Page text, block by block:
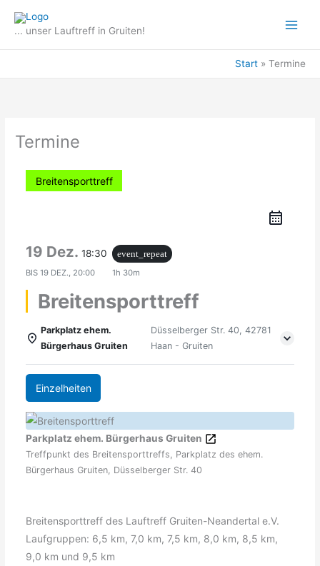
Inhalt
... unser Lauftreff in Gruiten!
Start Termine
Termine
Breitensporttreff
19 Dez.18:30
event_repeat
BIS19 DEZ., 20:00 1h 30m
Breitensporttreff
Parkplatz ehem.
Bürgerhaus Gruiten
Düsselberger Str. 40, 42781
Haan - Gruiten
Einzelheiten
Parkplatz ehem. Bürgerhaus Gruiten
Treffpunkt des Breitensporttreffs, Parkplatz des ehem.
Bürgerhaus Gruiten, Düsselberger Str. 40
Breitensporttreff des Lauftreff Gruiten-Neandertal e.V.
Laufgruppen: 6,5 km, 7,0 km, 7,5 km, 8,0 km, 8,5 km,
9,0 km und 9,5 km